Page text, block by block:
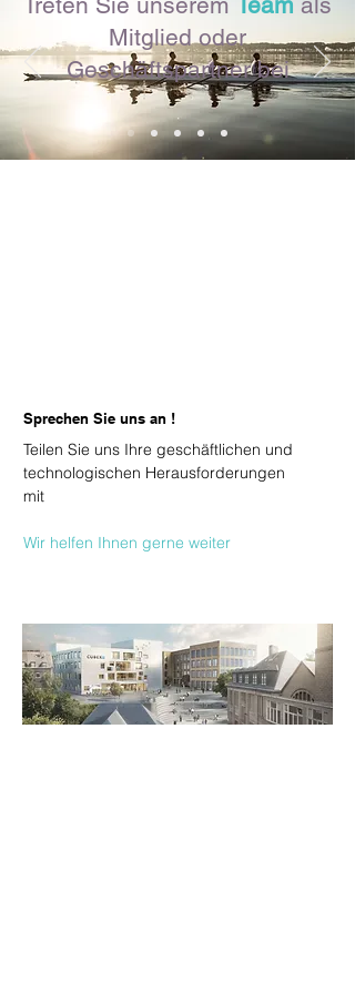
Mitglied oder
Geschäftspartner bei
Sprechen Sie uns an !
Teilen Sie uns Ihre geschäftlichen und
technologischen Herausforderungen
mit
Wir helfen Ihnen gerne weiter